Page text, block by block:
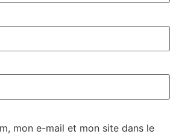
mon e-mail et mon site dans le